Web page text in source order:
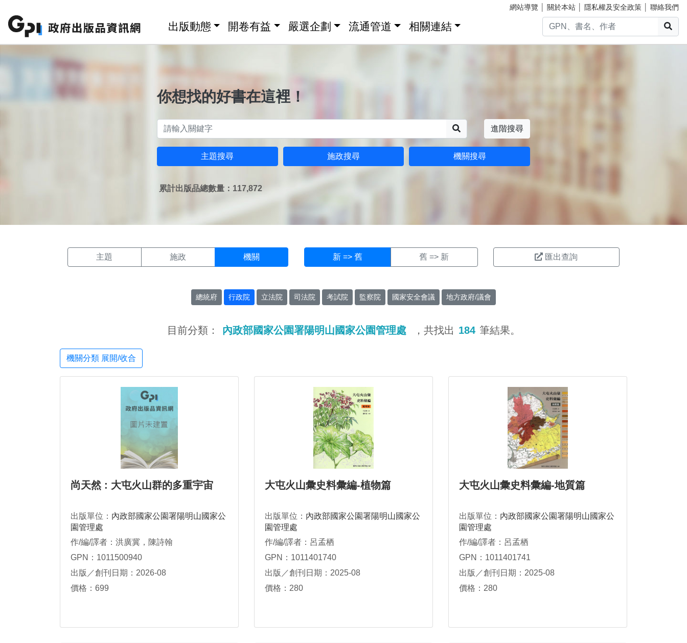
網站導覽 關於本站 隱私權及安全政策 聯絡我們
出版動態 開卷有益 嚴選企劃 流通管道 相關連結
你想找的好書在這裡！
進階搜尋
主題搜尋 施政搜尋 機關搜尋
累計出版品總數量：117,872
主題 施政 機關 新 => 舊 舊 => 新 匯出查詢
總統府 行政院 立法院 司法院 考試院 監察院 國家安全會議 地方政府/議會
目前分類： 內政部國家公園署陽明山國家公園管理處 ，共找出 184 筆結果。
機關分類 展開/收合
尚天然 : 大屯火山群的多重宇宙
出版單位： 內政部國家公園署陽明山國家公
園管理處
作/編/譯者：洪廣冀，陳詩翰
GPN：1011500940
出版／創刊日期：2026-08
價格：699
大屯火山彙史料彙編-植物篇
出版單位： 內政部國家公園署陽明山國家公
園管理處
作/編/譯者：呂孟栖
GPN：1011401740
出版／創刊日期：2025-08
價格：280
大屯火山彙史料彙編-地質篇
出版單位： 內政部國家公園署陽明山國家公
園管理處
作/編/譯者：呂孟栖
GPN：1011401741
出版／創刊日期：2025-08
價格：280